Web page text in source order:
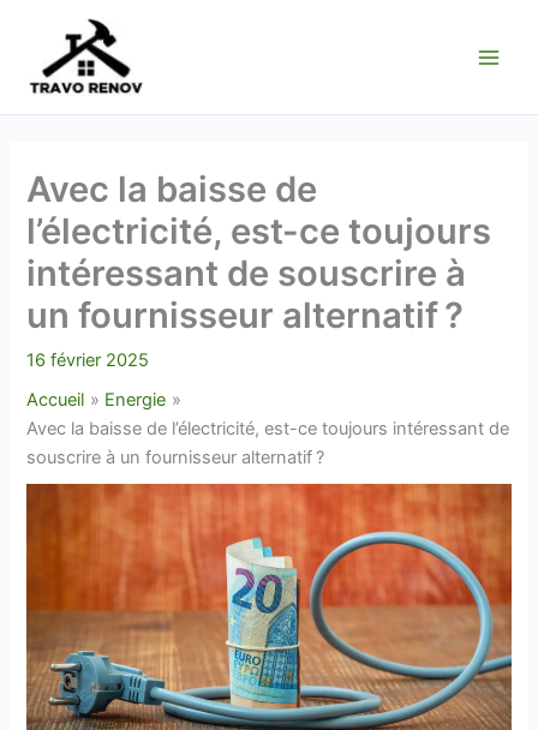
contenu
Avec la baisse de
l’électricité, est-ce toujours
intéressant de souscrire à
un fournisseur alternatif ?
16 février 2025
Accueil
Energie
Avec la baisse de l’électricité, est-ce toujours intéressant de
souscrire à un fournisseur alternatif ?